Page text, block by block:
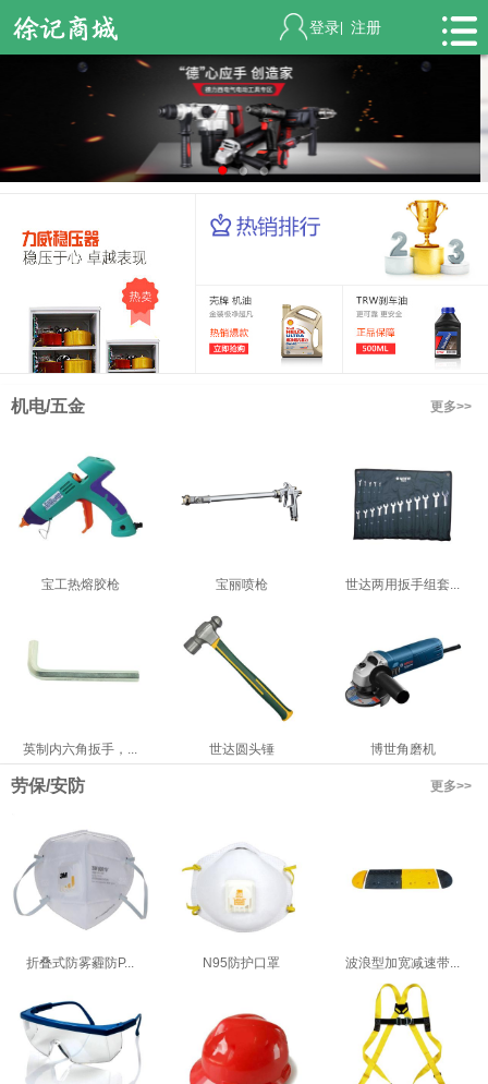
登录| 注册
机电/五金 更多>>
宝工热熔胶枪 宝丽喷枪 世达两用扳手组套...
英制内六角扳手，... 世达圆头锤 博世角磨机
劳保/安防 更多>>
折叠式防雾霾防P... N95防护口罩 波浪型加宽减速带...